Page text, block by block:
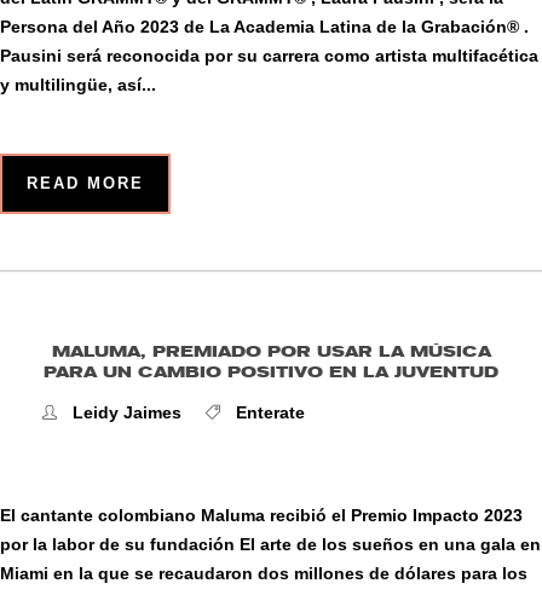
Persona del Año 2023 de La Academia Latina de la Grabación® .
Pausini será reconocida por su carrera como artista multifacética
y multilingüe, así...
READ MORE
MALUMA, PREMIADO POR USAR LA MÚSICA
PARA UN CAMBIO POSITIVO EN LA JUVENTUD
Leidy Jaimes Enterate
El cantante colombiano Maluma recibió el Premio Impacto 2023
por la labor de su fundación El arte de los sueños en una gala en
Miami en la que se recaudaron dos millones de dólares para los